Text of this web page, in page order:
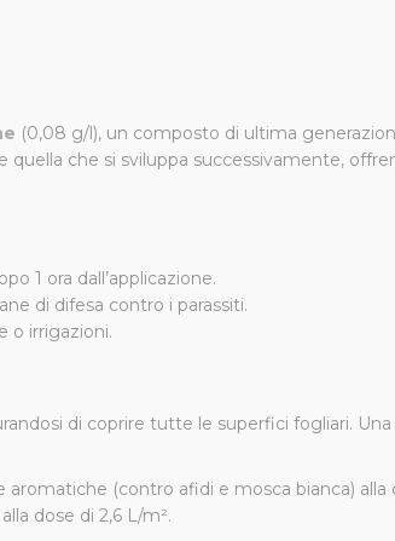
(ortaggi, erbe aromatiche) e piante
(0,08 g/l), un composto di ultima
che si sviluppa successivamente,
1 ora dall’applicazione.
di difesa contro i parassiti.
o irrigazioni.
di coprire tutte le superfici fogliari.
(contro afidi e mosca bianca) alla
dose di 2,6 L/m².